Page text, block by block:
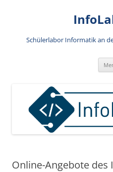
Schülerlabor Informatik an
Online-Angebote des